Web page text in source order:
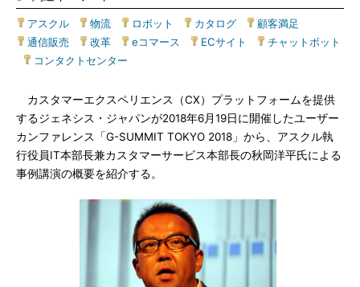
アスクル 物流 ロボット カタログ 顧客満足
通信販売
改革 eコマース ECサイト
チャットボット
コンタクトセンター
カスタマーエクスペリエンス（CX）プラットフォームを提供
するジェネシス・ジャパンが2018年6月19日に開催したユーザー
カンファレンス「G-SUMMIT TOKYO 2018」から、アスクル執
行役員IT本部長兼カスタマーサービス本部長の秋岡洋平氏による
事例講演の概要を紹介する。